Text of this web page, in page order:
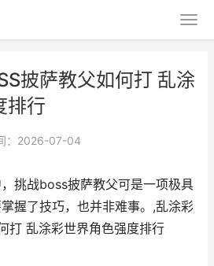
披萨教父如何打 乱涂
排行
：2026-07-04
挑战boss披萨教父可是一项极具
握了技巧，也并非难事。,乱涂彩
打 乱涂彩世界角色强度排行